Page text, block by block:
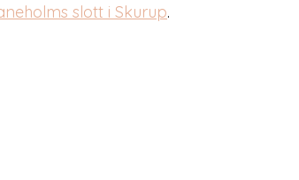
slott i Skurup.